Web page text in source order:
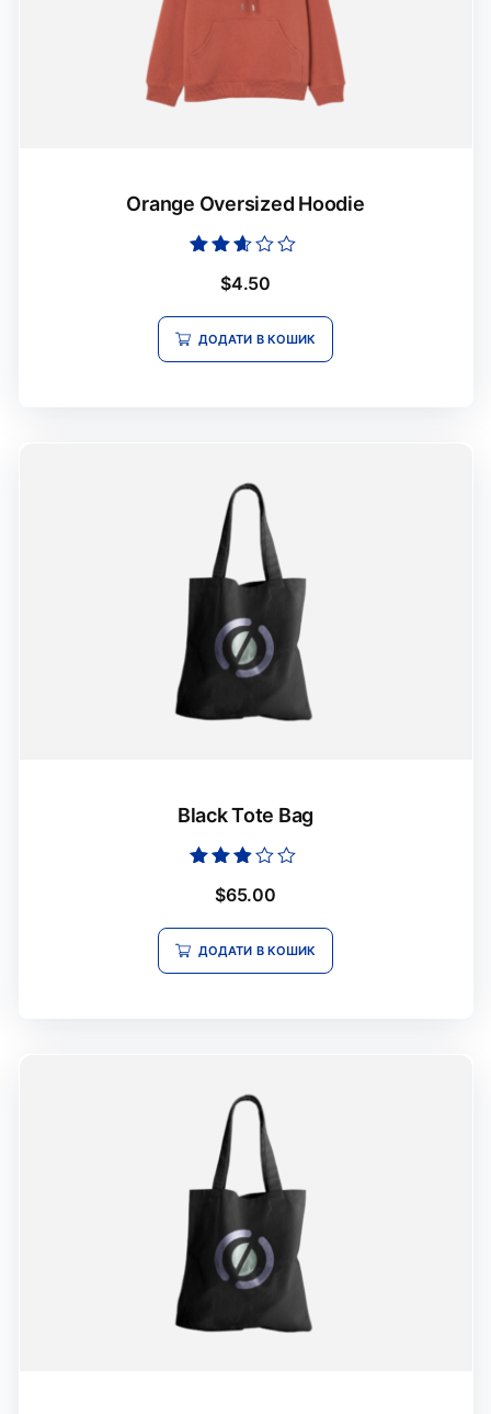
Orange Oversized Hoodie
в
з 5
$4.50
ДОДАТИ В КОШИК
Black Tote Bag
в
з 5
$65.00
ДОДАТИ В КОШИК